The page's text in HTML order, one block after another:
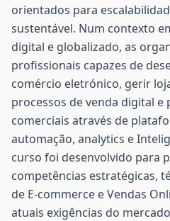
orientados para
sustentável. Num contexto
digital e globalizado, as
profissionais capazes de
comércio eletrónico, gerir
processos de venda digital
comerciais através de
automação, analytics e
curso foi desenvolvido para
competências estratégicas,
de E-commerce e Vendas
atuais exigências do